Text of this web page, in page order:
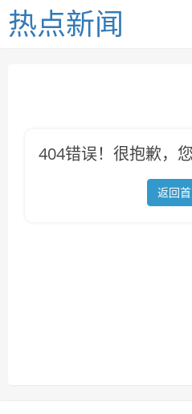
热点新闻
404错误！很抱歉，
返回